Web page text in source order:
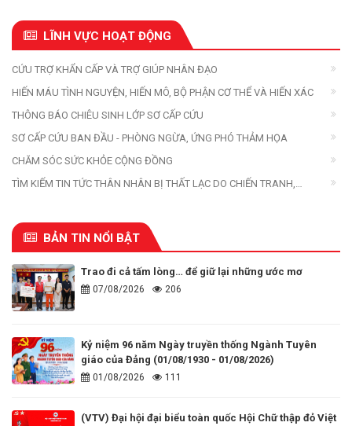
LĨNH VỰC HOẠT ĐỘNG
CỨU TRỢ KHẨN CẤP VÀ TRỢ GIÚP NHÂN ĐẠO
HIẾN MÁU TÌNH NGUYỆN, HIẾN MÔ, BỘ PHẬN CƠ THỂ VÀ HIẾN XÁC
THÔNG BÁO CHIÊU SINH LỚP SƠ CẤP CỨU
SƠ CẤP CỨU BAN ĐẦU - PHÒNG NGỪA, ỨNG PHÓ THẢM HỌA
CHĂM SÓC SỨC KHỎE CỘNG ĐỒNG
TÌM KIẾM TIN TỨC THÂN NHÂN BỊ THẤT LẠC DO CHIẾN TRANH,
BẢN TIN NỔI BẬT
Trao đi cả tấm lòng… để giữ lại những ước mơ
07/08/2026 206
Kỷ niệm 96 năm Ngày truyền thống Ngành Tuyên
giáo của Đảng (01/08/1930 - 01/08/2026)
01/08/2026 111
(VTV) Đại hội đại biểu toàn quốc Hội Chữ thập đỏ Việt